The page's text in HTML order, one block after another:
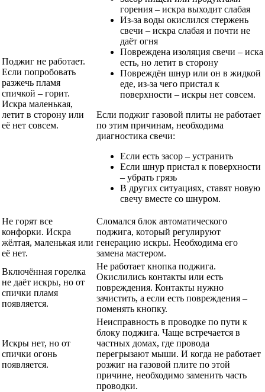
Поджиг не работает.
Если попробовать
разжечь пламя
спичкой – горит.
Искра маленькая,
летит в сторону или
её нет совсем.
горения – искра выходит слабая
Из-за воды окислился стержень
свечи – искра слабая и почти не
даёт огня
Повреждена изоляция свечи – иска
есть, но летит в сторону
Повреждён шнур или он в жидкой
еде, из-за чего пристал к
поверхности – искры нет совсем.
Если поджиг газовой плиты не работает
по этим причинам, необходима
диагностика свечи:
Если есть засор – устранить
Если шнур пристал к поверхности
– убрать грязь
В других ситуациях, ставят новую
свечу вместе со шнуром.
Не горят все
конфорки. Искра
жёлтая, маленькая или
её нет.
Сломался блок автоматического
поджига, который регулируют
генерацию искры. Необходима его
замена мастером.
Включённая горелка
не даёт искры, но от
спички пламя
появляется.
Не работает кнопка поджига.
Окислились контакты или есть
повреждения. Контакты нужно
зачистить, а если есть повреждения –
поменять кнопку.
Искры нет, но от
спички огонь
появляется.
Неисправность в проводке по пути к
блоку поджига. Чаще встречается в
частных домах, где провода
перегрызают мыши. И когда не работает
розжиг на газовой плите по этой
причине, необходимо заменить часть
проводки.